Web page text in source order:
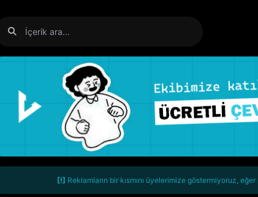
[!] Reklamların bir kısmını üyelerimize göstermiyoruz,